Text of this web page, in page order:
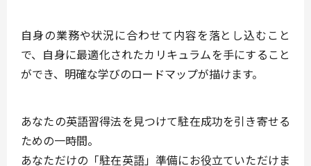
自身の業務や状況に合わせて内容を落とし込むこと
で、自身に最適化されたカリキュラムを手にすること
ができ、明確な学びのロードマップが描けます。
あなたの英語習得法を見つけて駐在成功を引き寄せる
ための一時間。
あなただけの「駐在英語」準備にお役立ていただけま